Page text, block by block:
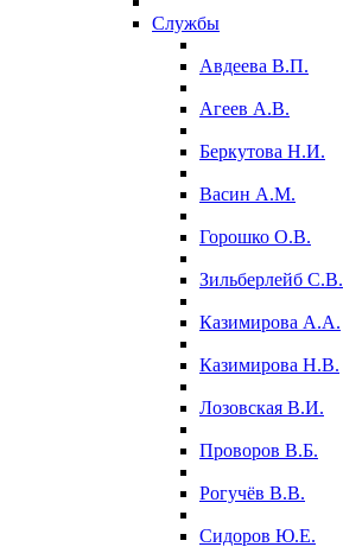
Службы
Авдеева В.П.
Агеев А.В.
Беркутова Н.И.
Васин А.М.
Горошко О.В.
Зильберлейб С.В.
Казимирова А.А.
Казимирова Н.В.
Лозовская В.И.
Проворов В.Б.
Рогучёв В.В.
Сидоров Ю.Е.